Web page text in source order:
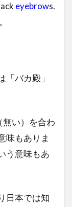
eyebrows.
バカ殿」
無い）を合わ
味もありま
う意味もあ
日本では知